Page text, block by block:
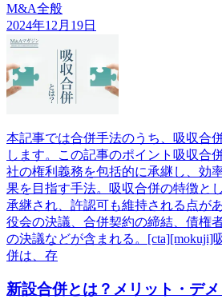
M&A全般
2024年12月19日
本記事では合併手法のうち、吸収合
します。この記事のポイント吸収合
社の権利義務を包括的に承継し、効
果を目指す手法。吸収合併の特徴と
承継され、許認可も維持される点が
役会の決議、合併契約の締結、債権
の決議などが含まれる。[cta][mokuji]
併は、存
新設合併とは？メリット・デ